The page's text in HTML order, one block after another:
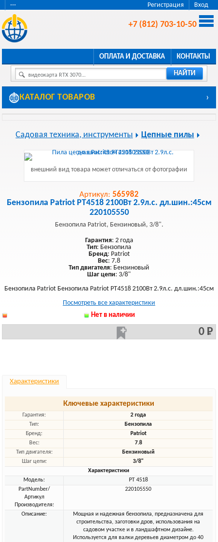
Регистрация Вход
···
+7 (812) 703-10-50
ОПЛАТА И ДОСТАВКА КОНТАКТЫ
видеокарта RTX 3070... НАЙТИ
КАТАЛОГ ТОВАРОВ ›
Садовая техника, инструменты Цепные пилы
внешний вид товара может отличаться от фотографии
Артикул: 565982
Бензопила Patriot PT4518 2100Вт 2.9л.с. дл.шин.:45см
220105550
Бензопила Patriot, Бензиновый, 3/8".
Гарантия: 2 года
Тип: Бензопила
Бренд: Patriot
Вес: 7.8
Тип двигателя: Бензиновый
Шаг цепи: 3/8"
Бензопила Patriot Бензопила Patriot PT4518 2100Вт 2.9л.с. дл.шин.:45см
Посмотреть все характеристики
Нет в наличии
0 Р
Характеристики
Ключевые характеристики
Гарантия:
2 года
Тип:
Бензопила
Бренд:
Patriot
Вес:
7.8
Тип двигателя:
Бензиновый
Шаг цепи:
3/8"
Характеристики
Модель:
PT 4518
PartNumber/
Артикул
Производителя:
220105550
Описание:
Мощная и надежная бензопила, предназначена для
строительства, заготовки дров, использования на
садовом участке и в ландшафтном дизайне.
Используется для валки деревьев диаметром до 40